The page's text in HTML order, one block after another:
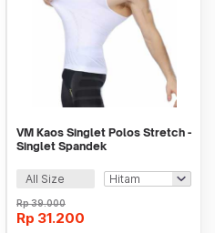
VM Kaos Singlet Polos Stretch -
Singlet Spandek
All Size
Rp39.000
Rp 31.200